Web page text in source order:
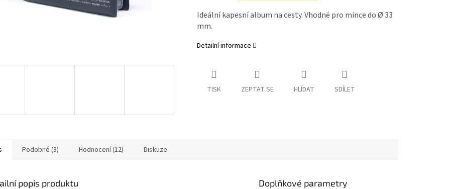
Ideální kapesní album na cesty. Vhodné pro mince do Ø 33
mm.
Detailní informace
TISK ZEPTAT SE HLÍDAT SDÍLET
Podobné (3) Hodnocení (12) Diskuze
popis produktu
Doplňkové parametry